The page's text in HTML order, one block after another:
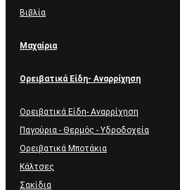
Βιβλία
Μαχαίρια
Ορειβατικά Είδη- Αναρρίχηση
Ορειβατικά Είδη- Αναρρίχηση
Παγούρια - Θερμός - Υδροδοχεία
Ορειβατικά Μποτάκια
Κάλτσες
Σακίδια